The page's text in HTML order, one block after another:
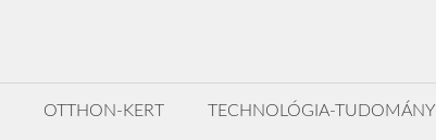
OTTHON-KERT TECHNOLÓGIA-TUDOMÁNY